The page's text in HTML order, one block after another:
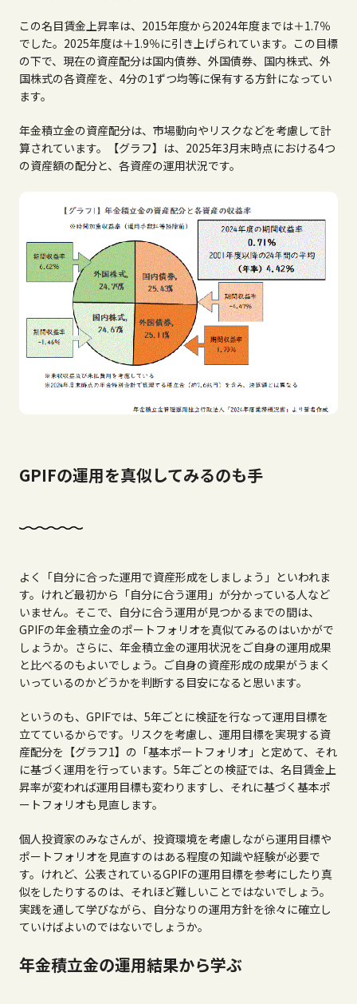
この名目賃金上昇率は、2015年度から2024年度までは＋1.7％
でした。2025年度は＋1.9％に引き上げられています。この目標
の下で、現在の資産配分は国内債券、外国債券、国内株式、外
国株式の各資産を、4分の1ずつ均等に保有する方針になってい
ます。
年金積立金の資産配分は、市場動向やリスクなどを考慮して計
算されています。【グラフ】は、2025年3月末時点における4つ
の資産額の配分と、各資産の運用状況です。
GPIFの運用を真似してみるのも手
よく「自分に合った運用で資産形成をしましょう」といわれま
す。けれど最初から「自分に合う運用」が分かっている人など
いません。そこで、自分に合う運用が見つかるまでの間は、
GPIFの年金積立金のポートフォリオを真似てみるのはいかがで
しょうか。さらに、年金積立金の運用状況をご自身の運用成果
と比べるのもよいでしょう。ご自身の資産形成の成果がうまく
いっているのかどうかを判断する目安になると思います。
というのも、GPIFでは、5年ごとに検証を行なって運用目標を
立てているからです。リスクを考慮し、運用目標を実現する資
産配分を【グラフ1】の「基本ポートフォリオ」と定めて、それ
に基づく運用を行っています。5年ごとの検証では、名目賃金上
昇率が変われば運用目標も変わりますし、それに基づく基本ポ
ートフォリオも見直します。
個人投資家のみなさんが、投資環境を考慮しながら運用目標や
ポートフォリオを見直すのはある程度の知識や経験が必要で
す。けれど、公表されているGPIFの運用目標を参考にしたり真
似をしたりするのは、それほど難しいことではないでしょう。
実践を通して学びながら、自分なりの運用方針を徐々に確立し
ていけばよいのではないでしょうか。
年金積立金の運用結果から学ぶ